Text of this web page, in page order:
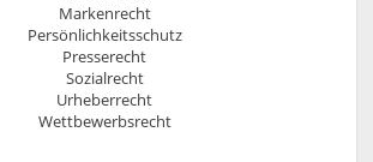
Markenrecht
Persönlichkeitsschutz
Presserecht
Sozialrecht
Urheberrecht
Wettbewerbsrecht